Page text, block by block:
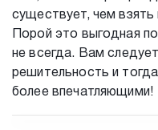
существует, чем взять
Порой это выгодная
не всегда. Вам
решительность и
более впечатляющими!